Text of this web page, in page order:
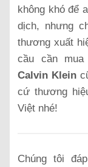
không khó để
dịch, nhưng
thương xuất
cầu cần mua
Calvin Klein
cứ thương
Việt nhé!
Chúng tôi